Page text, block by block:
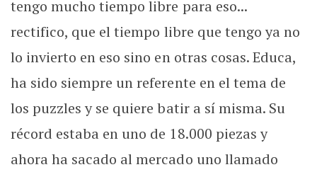
tengo mucho tiempo libre para eso...
rectifico, que el tiempo libre que tengo ya no
lo invierto en eso sino en otras cosas. Educa,
ha sido siempre un referente en el tema de
los puzzles y se quiere batir a sí misma. Su
récord estaba en uno de 18.000 piezas y
ahora ha sacado al mercado uno llamado